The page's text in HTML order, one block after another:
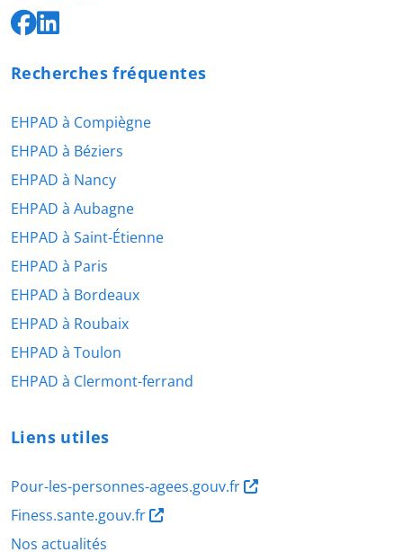
Recherches fréquentes
EHPAD à Compiègne
EHPAD à Béziers
EHPAD à Nancy
EHPAD à Aubagne
EHPAD à Saint-Étienne
EHPAD à Paris
EHPAD à Bordeaux
EHPAD à Roubaix
EHPAD à Toulon
EHPAD à Clermont-ferrand
Liens utiles
Pour-les-personnes-agees.gouv.fr
Finess.sante.gouv.fr
Nos actualités